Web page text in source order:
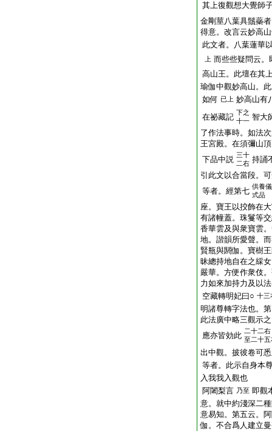
其上復觀想大覺師
金剛莖八葉具鬚蘂
得意。改言云妙高
此文者。八葉蓮華
上 而些些疑問云。
高山王。此壇在其
瑜伽中觀妙高山。
如何 已上 妙高山有
在祕藏記 下之
十一 智大
了作法事時。如法
王宮殿。在須彌山
下品中説 三十
二右 持誦
引此文以合當段。
等者。經第七 供養儀
式品
座。寶王以挍飾在
有諸幢蓋。珠鬘等
香華雲及與衆寶雲
地。諧韻所愛聲。
賢瓶與閼伽。寶樹
昧總持地自在之綵
嚴華。方便作衆伎
力如來加持力及以
空藏轉明妃曰○ 十三
明諸尊轉字法也。
此法廣中略三觀示
應亦皆効此 二十二右
至二十五
出中觀。披彼卷可
等者。此示自身本
入我我入觀也
阿闍梨言 乃至 即觀
意。就中約淺深二
意易知。第五云。
伽。不合爲人建立